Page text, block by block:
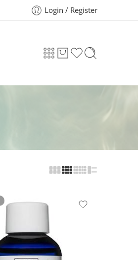
Login / Register